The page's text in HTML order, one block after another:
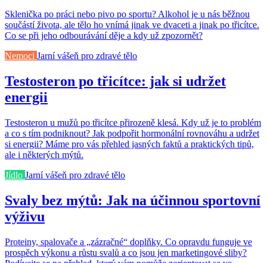
Sklenička po práci nebo pivo po sportu? Alkohol je u nás běžnou
součástí života, ale tělo ho vnímá jinak ve dvaceti a jinak po třicítce.
Co se při jeho odbourávání děje a kdy už zpozornět?
Nemoci Jarní vášeň pro zdravé tělo
Testosteron po třicítce: jak si udržet
energii
Testosteron u mužů po třicítce přirozeně klesá. Kdy už je to problém
a co s tím podniknout? Jak podpořit hormonální rovnováhu a udržet
si energii? Máme pro vás přehled jasných faktů a praktických tipů,
ale i některých mýtů.
Jídlo Jarní vášeň pro zdravé tělo
Svaly bez mýtů: Jak na účinnou sportovní
výživu
Proteiny, spalovače a „zázračné“ doplňky. Co opravdu funguje ve
prospěch výkonu a růstu svalů a co jsou jen marketingové sliby?